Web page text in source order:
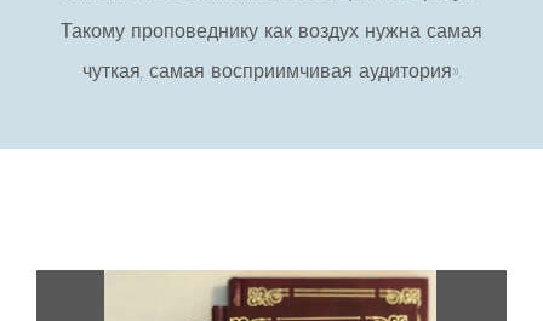
Такому проповеднику как воздух нужна самая
чуткая, самая восприимчивая аудитория».